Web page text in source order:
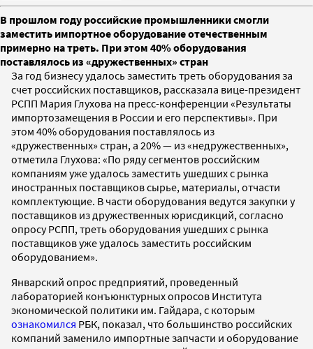
В прошлом году российские промышленники смогли
заместить импортное оборудование отечественным
примерно на треть. При этом 40% оборудования
поставлялось из «дружественных» стран
За год бизнесу удалось заместить треть оборудования за
счет российских поставщиков, рассказала вице-президент
РСПП Мария Глухова на пресс-конференции «Результаты
импортозамещения в России и его перспективы». При
этом 40% оборудования поставлялось из
«дружественных» стран, а 20% — из «недружественных»,
отметила Глухова: «По ряду сегментов российским
компаниям уже удалось заместить ушедших с рынка
иностранных поставщиков сырье, материалы, отчасти
комплектующие. В части оборудования ведутся закупки у
поставщиков из дружественных юрисдикций, согласно
опросу РСПП, треть оборудования ушедших с рынка
поставщиков уже удалось заместить российским
оборудованием».
Январский опрос предприятий, проведенный
лабораторией конъюнктурных опросов Института
экономической политики им. Гайдара, с которым
ознакомился РБК, показал, что большинство российских
компаний заменило импортные запчасти и оборудование